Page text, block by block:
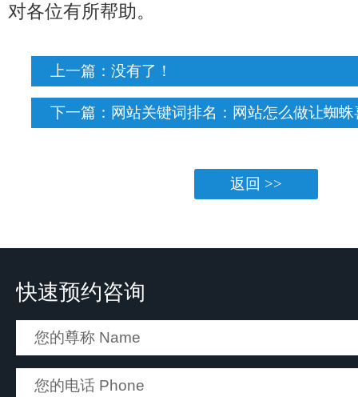
对各位有所帮助。
上一篇：没有了！
下一篇： 网站关键词排名：网站怎么做让蜘蛛
返回 >>
快速预约咨询